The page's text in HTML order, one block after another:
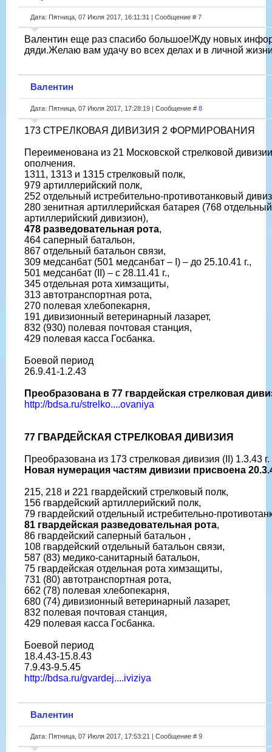
Дата: Пятница, 07 Июля 2017, 16:11:31 | Сообщение # 7
Валентин еще раз спасибо большое!Жду новых
дяди.Желаю вам удачу во всех делах и в личной
Валентин
Дата: Пятница, 07 Июля 2017, 17:28:19 | Сообщение # 8
173 СТРЕЛКОВАЯ ДИВИЗИЯ 2 ФОРМИРОВАНИЯ
Переименована из 21 Московской стрелковой
ополчения.
1311, 1313 и 1315 стрелковый полк,
979 артиллерийский полк,
252 отдельный истребительно-противотанковый
280 зенитная артиллерийская батарея (768
артиллерийский дивизион),
478 разведовательная рота,
464 саперный батальон,
867 отдельный батальон связи,
309 медсанбат (501 медсанбат – I) – до 25.10.41 г.,
501 медсанбат (II) – с 28.11.41 г.,
345 отдельная рота химзащиты,
313 автотранспортная рота,
270 полевая хлебопекарня,
191 дивизионный ветеринарный лазарет,
832 (930) полевая почтовая станция,
429 полевая касса Госбанка.
Боевой период
26.9.41-1.2.43
Преобразована в 77 гвардейская стрелковая
http://bdsa.ru/strelko....ovaniya
77 ГВАРДЕЙСКАЯ СТРЕЛКОВАЯ ДИВИЗИЯ
Преобразована из 173 стрелковая дивизия (II) 1.3.43 г.
Новая нумерация частям дивизии присвоена
215, 218 и 221 гвардейский стрелковый полк,
156 гвардейский артиллерийский полк,
79 гвардейский отдельный истребительно-
81 гвардейская разведовательная рота,
86 гвардейский саперный батальон ,
108 гвардейский отдельный батальон связи,
587 (83) медико-санитарный батальон,
75 гвардейская отдельная рота химзащиты,
731 (80) автотранспортная рота,
662 (78) полевая хлебопекарня,
680 (74) дивизионный ветеринарный лазарет,
832 полевая почтовая станция,
429 полевая касса Госбанка.
Боевой период
18.4.43-15.8.43
7.9.43-9.5.45
http://bdsa.ru/gvardej....iviziya
Валентин
Дата: Пятница, 07 Июля 2017, 17:53:21 | Сообщение # 9